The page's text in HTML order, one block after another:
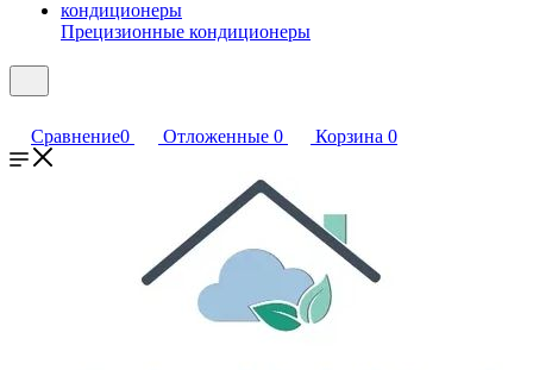
Прецизионные кондиционеры
Сравнение0 Отложенные 0 Корзина 0